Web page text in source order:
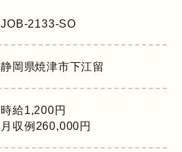
JOB-2133-SO
静岡県焼津市下江留
時給1,200円
月収例260,000円